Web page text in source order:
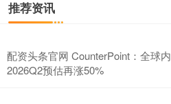
推荐资讯
配资头条官网 CounterPoint：全球
2026Q2预估再涨50%